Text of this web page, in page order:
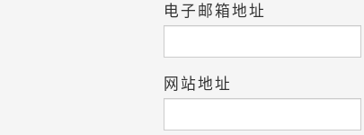
电子邮箱地址
网站地址